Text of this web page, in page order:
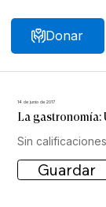
BuscarDonar
14 de junio de 2017
La gastronomía:
Sin
Guardar